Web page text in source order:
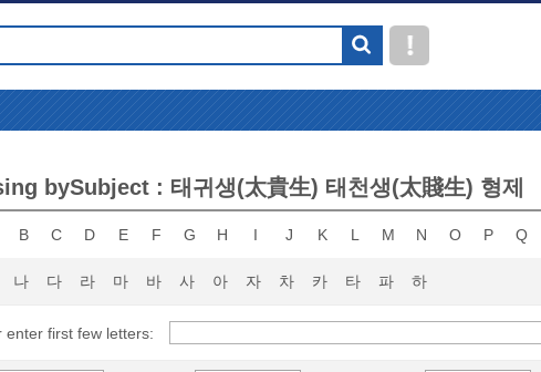
bySubject : 태귀생(太貴生) 태천생(太賤生) 형제
B C D E F G H I J K L M N O P Q
나 다 라 마 바 사 아 자 차 카 타 파 하
enter first few letters: